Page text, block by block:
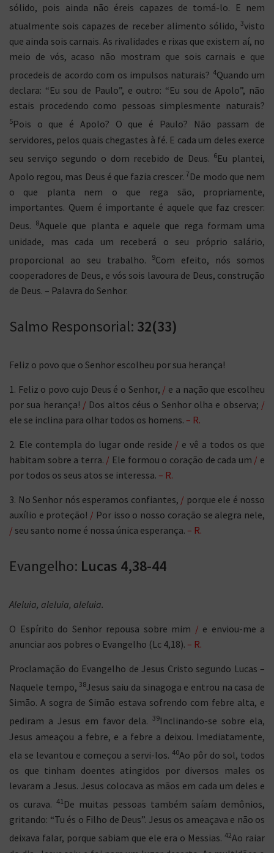
sólido, pois ainda não éreis capazes de tomá-lo. E nem
atualmente sois capazes de receber alimento sólido, 3visto
que ainda sois carnais. As rivalidades e rixas que existem aí, no
meio de vós, acaso não mostram que sois carnais e que
procedeis de acordo com os impulsos naturais? 4Quando um
declara: “Eu sou de Paulo”, e outro: “Eu sou de Apolo”, não
estais procedendo como pessoas simplesmente naturais?
5Pois o que é Apolo? O que é Paulo? Não passam de
servidores, pelos quais chegastes à fé. E cada um deles exerce
seu serviço segundo o dom recebido de Deus. 6Eu plantei,
Apolo regou, mas Deus é que fazia crescer. 7 De modo que nem
o que planta nem o que rega são, propriamente,
importantes. Quem é importante é aquele que faz crescer:
Deus. 8Aquele que planta e aquele que rega formam uma
unidade, mas cada um receberá o seu próprio salário,
proporcional ao seu trabalho.
9Com efeito, nós somos
cooperadores de Deus, e vós sois lavoura de Deus, construção
de Deus. – Palavra do Senhor.
Salmo Responsorial: 32(33)
Feliz o povo que o Senhor escolheu por sua herança!
1. Feliz o povo cujo Deus é o Senhor, / e a nação que escolheu
por sua herança! / Dos altos céus o Senhor olha e observa; /
ele se inclina para olhar todos os homens. – R.
2. Ele contempla do lugar onde reside / e vê a todos os que
habitam sobre a terra. / Ele formou o coração de cada um / e
por todos os seus atos se interessa. – R.
3. No Senhor nós esperamos confiantes, / porque ele é nosso
auxílio e proteção! / Por isso o nosso coração se alegra nele,
/ seu santo nome é nossa única esperança. – R.
Evangelho: Lucas 4,38-44
Aleluia, aleluia, aleluia.
O Espírito do Senhor repousa sobre mim / e enviou-me a
anunciar aos pobres o Evangelho (Lc 4,18). – R.
Proclamação do Evangelho de Jesus Cristo segundo Lucas –
Naquele tempo,38Jesus saiu da sinagoga e entrou na casa de
Simão. A sogra de Simão estava sofrendo com febre alta, e
pediram a Jesus em favor dela.39Inclinando-se sobre ela,
Jesus ameaçou a febre, e a febre a deixou. Imediatamente,
ela se levantou e começou a servi-los. 40Ao pôr do sol, todos
os que tinham doentes atingidos por diversos males os
levaram a Jesus. Jesus colocava as mãos em cada um deles e
os curava. 41 De muitas pessoas também saíam demônios,
gritando: “Tu és o Filho de Deus”. Jesus os ameaçava e não os
deixava falar, porque sabiam que ele era o Messias. 42Ao raiar